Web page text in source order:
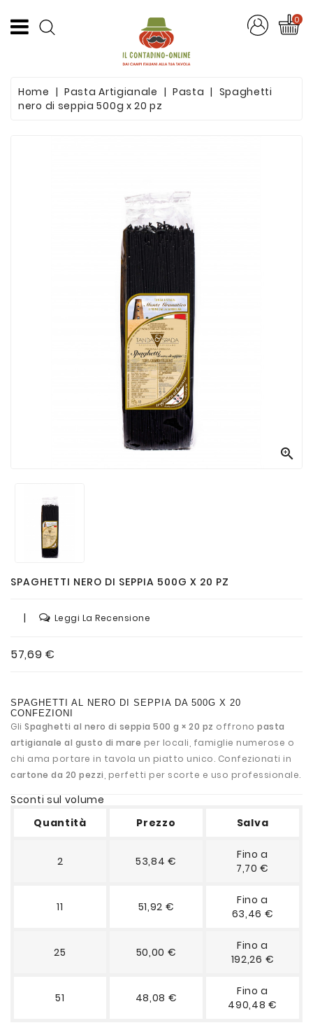
Frutta
0
Home Pasta Artigianale Pasta
Spaghetti
nero di seppia 500g x 20 pz

SPAGHETTI NERO DI SEPPIA 500G X 20 PZ
| Leggi La Recensione
57,69 €
SPAGHETTI AL NERO DI SEPPIA DA 500G X 20
CONFEZIONI
Gli Spaghetti al nero di seppia 500 g × 20 pz offrono pasta
artigianale al gusto di mare per locali, famiglie numerose o
chi ama portare in tavola un piatto unico. Confezionati in
cartone da 20 pezzi, perfetti per scorte e uso professionale.
Sconti sul volume
Quantità
Prezzo Salva
2 53,84 €
Fino a
7,70 €
11 51,92 €
Fino a
63,46 €
25 50,00 €
Fino a
192,26 €
51 48,08 €
Fino a
490,48 €